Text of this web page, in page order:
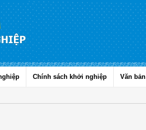
Chính sách khởi nghiệp Văn bản